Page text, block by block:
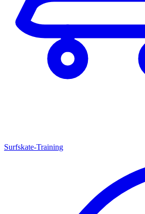
Surfskate-Training